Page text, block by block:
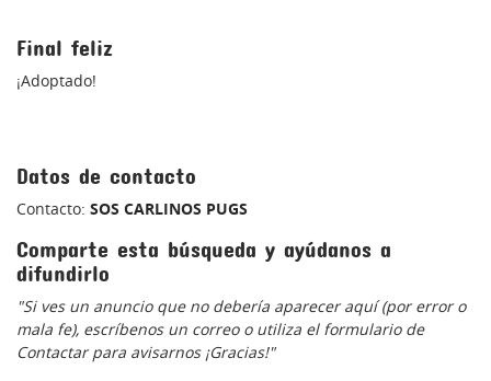
Final feliz
¡Adoptado!
Datos de contacto
Contacto: SOS CARLINOS PUGS
Comparte esta búsqueda y ayúdanos a
difundirlo
"Si ves un anuncio que no debería aparecer aquí (por error o
mala fe), escríbenos un correo o utiliza el formulario de
Contactar para avisarnos ¡Gracias!"